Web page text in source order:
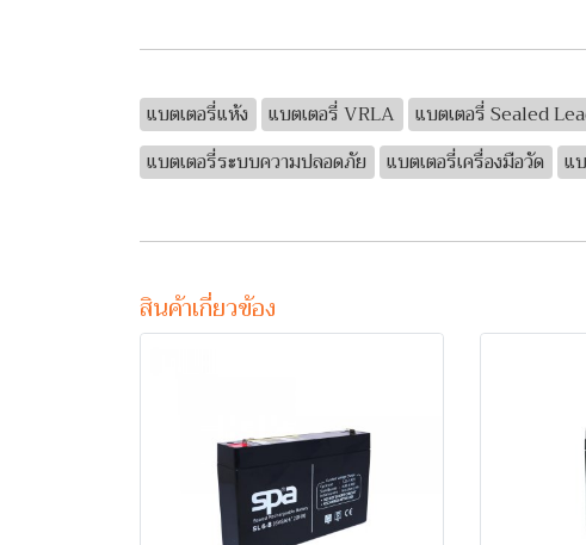
แบตเตอรี่แห้ง แบตเตอรี่ VRLA แบตเตอรี่ Sealed
แบตเตอรี่ระบบความปลอดภัย
แบตเตอรี่เครื่องมือวัด แ
สินค้าเกี่ยวข้อง